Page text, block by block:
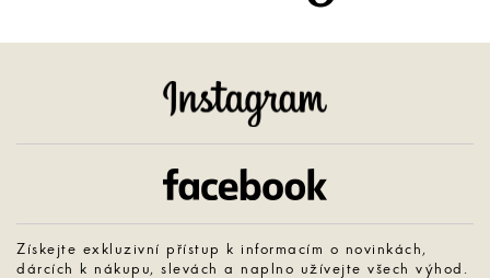
Získejte exkluzivní přístup k informacím o novinkách,
dárcích k nákupu, slevách a naplno užívejte všech výhod.